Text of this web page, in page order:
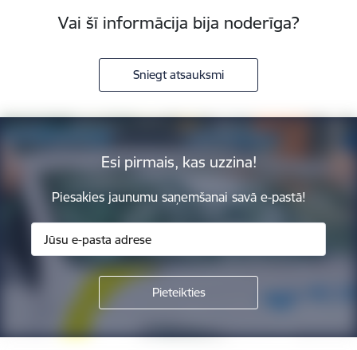
Vai šī informācija bija noderīga?
Sniegt atsauksmi
Esi pirmais, kas uzzina!
Piesakies jaunumu saņemšanai savā e-pastā!